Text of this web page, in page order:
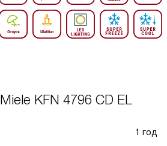
Miele KFN 4796 CD EL
1 год